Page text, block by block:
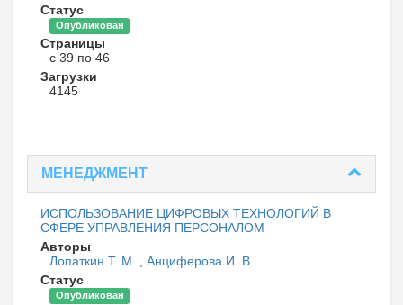
Статус
Опубликован
Страницы
с 39 по 46
Загрузки
4145
МЕНЕДЖМЕНТ
ИСПОЛЬЗОВАНИЕ ЦИФРОВЫХ ТЕХНОЛОГИЙ В
СФЕРЕ УПРАВЛЕНИЯ ПЕРСОНАЛОМ
Авторы
Лопаткин Т. М. , Анциферова И. В.
Статус
Опубликован